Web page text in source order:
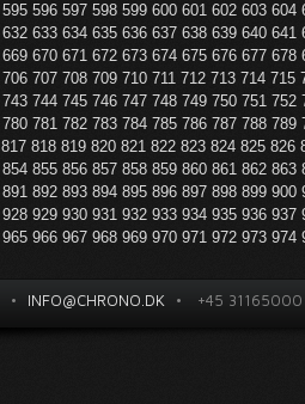
595 596 597 598 599 600 601 602 603 604
632 633 634 635 636 637 638 639 640 641
669 670 671 672 673 674 675 676 677 678
706 707 708 709 710 711 712 713 714 715
743 744 745 746 747 748 749 750 751 752
780 781 782 783 784 785 786 787 788 789
817 818 819 820 821 822 823 824 825 826
854 855 856 857 858 859 860 861 862 863
891 892 893 894 895 896 897 898 899 900
928 929 930 931 932 933 934 935 936 937
965 966 967 968 969 970 971 972 973 974
• INFO@CHRONO.DK • +45 31165000